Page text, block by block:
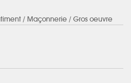
/ Maçonnerie / Gros oeuvre